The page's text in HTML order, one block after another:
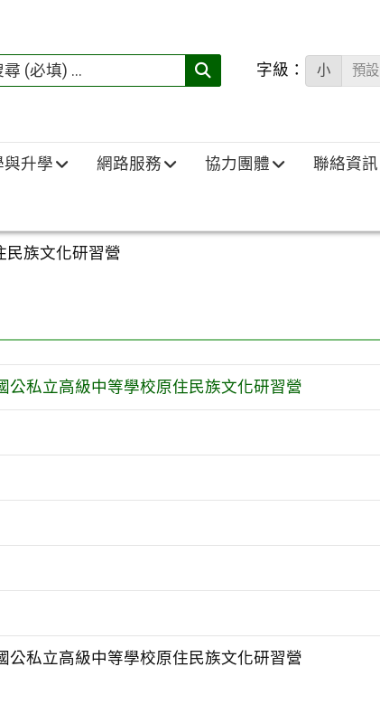
搜
填)：
字級： 小 預設
與升學 網路服務 協力團體 聯絡資訊
民族文化研習營
公私立高級中等學校原住民族文化研習營
公私立高級中等學校原住民族文化研習營